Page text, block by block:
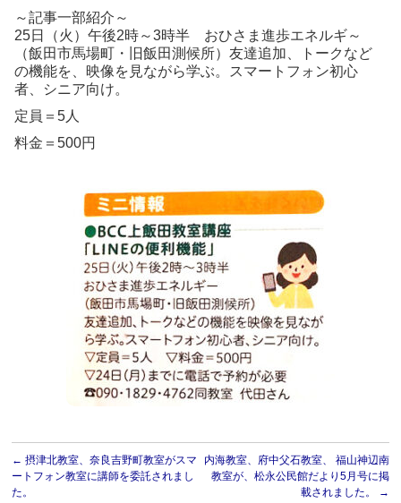
～記事一部紹介～
25日（火）午後2時～3時半 おひさま進歩エネルギ～
（飯田市馬場町・旧飯田測候所）友達追加、トークなど
の機能を、映像を見ながら学ぶ。スマートフォン初心
者、シニア向け。
定員＝5人
料金＝500円
← 摂津北教室、奈良吉野町教室がスマ
ートフォン教室に講師を委託されまし
た。
内海教室、府中父石教室、 福山神辺南
教室が、松永公民館だより5月号に掲
載されました。
→